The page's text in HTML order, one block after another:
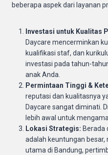
beberapa aspek dari layanan
Investasi untuk Kualitas
Daycare mencerminkan
kualifikasi staf, dan
investasi pada tahun-
anak Anda.
Permintaan Tinggi &
reputasi dan kualitasnya
Daycare sangat diminati.
lebih awal untuk
Lokasi Strategis: Berada
adalah keuntungan
utama di Bandung,